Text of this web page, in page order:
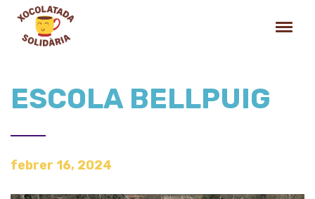
ESCOLA BELLPUIG
febrer 16, 2024